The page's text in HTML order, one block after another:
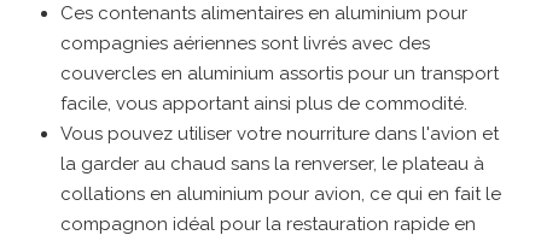
Ces contenants alimentaires en aluminium pour
compagnies aériennes sont livrés avec des
couvercles en aluminium assortis pour un transport
facile, vous apportant ainsi plus de commodité.
Vous pouvez utiliser votre nourriture dans l'avion et
la garder au chaud sans la renverser, le plateau à
collations en aluminium pour avion, ce qui en fait le
compagnon idéal pour la restauration rapide en